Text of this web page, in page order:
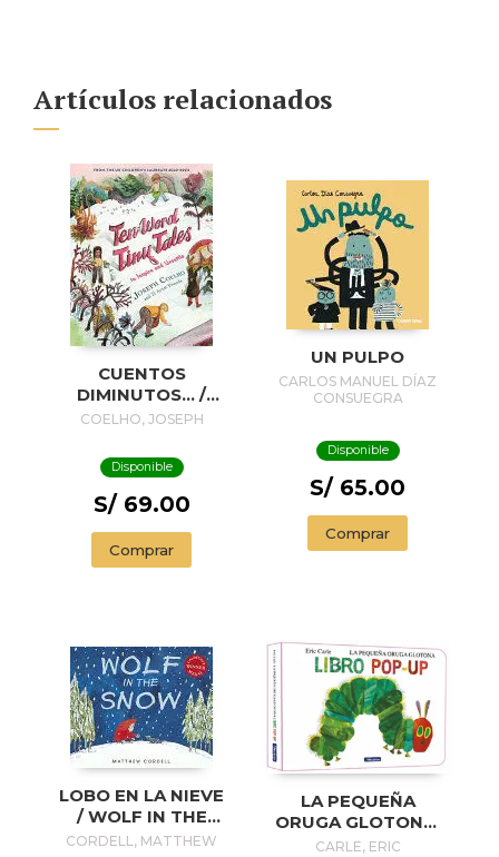
Artículos relacionados
CUENTOS
DIMINUTOS... /
TINY STORIES...
COELHO, JOSEPH
Disponible
S/ 69.00
Comprar
UN PULPO
CARLOS MANUEL DÍAZ
CONSUEGRA
Disponible
S/ 65.00
Comprar
LOBO EN LA NIEVE
/ WOLF IN THE
SNOW
CORDELL, MATTHEW
LA PEQUEÑA
ORUGA GLOTONA.
EL LIBRO POP-UP
CARLE, ERIC